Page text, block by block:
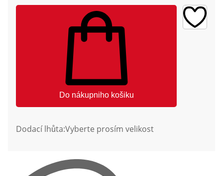
Do nákupniho košiku
Dodací lhůta:Vyberte prosím velikost